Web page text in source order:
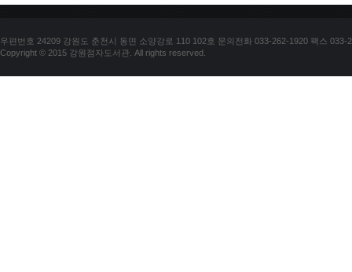
우편번호 24209 강원도 춘천시 동면 소양강로 110 102호 문의전화 033-262-1920 팩스 033-
Copyright © 2015 강원점자도서관. All rights reserved.